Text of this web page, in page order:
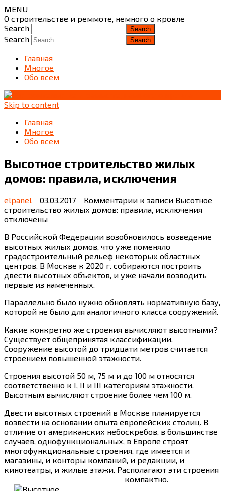
MENU
О строительстве и реммоте, немного о кровле
Search
Search
Главная
Многое
Обо всем
Skip to content
Главная
Многое
Обо всем
Высотное строительство жилых
домов: правила, исключения
elpanel 03.03.2017 Комментарии к записи Высотное
строительство жилых домов: правила, исключения
отключены
В Российской Федерации возобновилось возведение
высотных жилых домов, что уже поменяло
градостроительный рельеф некоторых областных
центров. В Москве к 2020 г. собираются построить
двести высотных объектов, и уже начали возводить
первые из намеченных.
Параллельно было нужно обновлять нормативную базу,
которой не было для аналогичного класса сооружений.
Какие конкретно же строения вычисляют высотными?
Существует общепринятая классификации.
Сооружение высотой до тридцати метров считается
строением повышенной этажности.
Строения высотой 50 м, 75 м и до 100 м относятся
соответственно к I, II и III категориям этажности.
Высотным вычисляют строение более чем 100 м.
Двести высотных строений в Москве планируется
возвести на основании опыта европейских столиц. В
отличие от американских небоскребов, в большинстве
случаев, однофункциональных, в Европе строят
многофункциональные строения, где имеется и
магазины, и конторы компаний, и редакции, и
кинотеатры, и жилые этажи. Располагают эти строения
компактно.